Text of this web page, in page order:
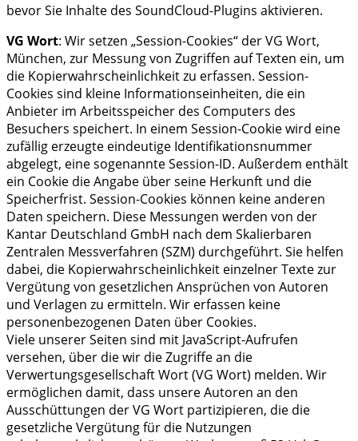
bevor Sie Inhalte des SoundCloud-Plugins aktivieren.
VG Wort: Wir setzen „Session-Cookies“ der VG Wort,
München, zur Messung von Zugriffen auf Texten ein, um
die Kopierwahrscheinlichkeit zu erfassen. Session-
Cookies sind kleine Informationseinheiten, die ein
Anbieter im Arbeitsspeicher des Computers des
Besuchers speichert. In einem Session-Cookie wird eine
zufällig erzeugte eindeutige Identifikationsnummer
abgelegt, eine sogenannte Session-ID. Außerdem enthält
ein Cookie die Angabe über seine Herkunft und die
Speicherfrist. Session-Cookies können keine anderen
Daten speichern. Diese Messungen werden von der
Kantar Deutschland GmbH nach dem Skalierbaren
Zentralen Messverfahren (SZM) durchgeführt. Sie helfen
dabei, die Kopierwahrscheinlichkeit einzelner Texte zur
Vergütung von gesetzlichen Ansprüchen von Autoren
und Verlagen zu ermitteln. Wir erfassen keine
personenbezogenen Daten über Cookies.
Viele unserer Seiten sind mit JavaScript-Aufrufen
versehen, über die wir die Zugriffe an die
Verwertungsgesellschaft Wort (VG Wort) melden. Wir
ermöglichen damit, dass unsere Autoren an den
Ausschüttungen der VG Wort partizipieren, die die
gesetzliche Vergütung für die Nutzungen